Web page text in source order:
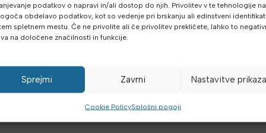
podatkov o napravi in/ali dostop do njih. Privolitev v te tehnologije
obdelavo podatkov, kot so vedenje pri brskanju ali edinstveni
spletnem mestu. Če ne privolite ali če privolitev prekličete, lahko to
na določene značilnosti in funkcije.
Sprejmi Zavrni Nastavitve prikaza
Cookie PolicySplošni pogoji